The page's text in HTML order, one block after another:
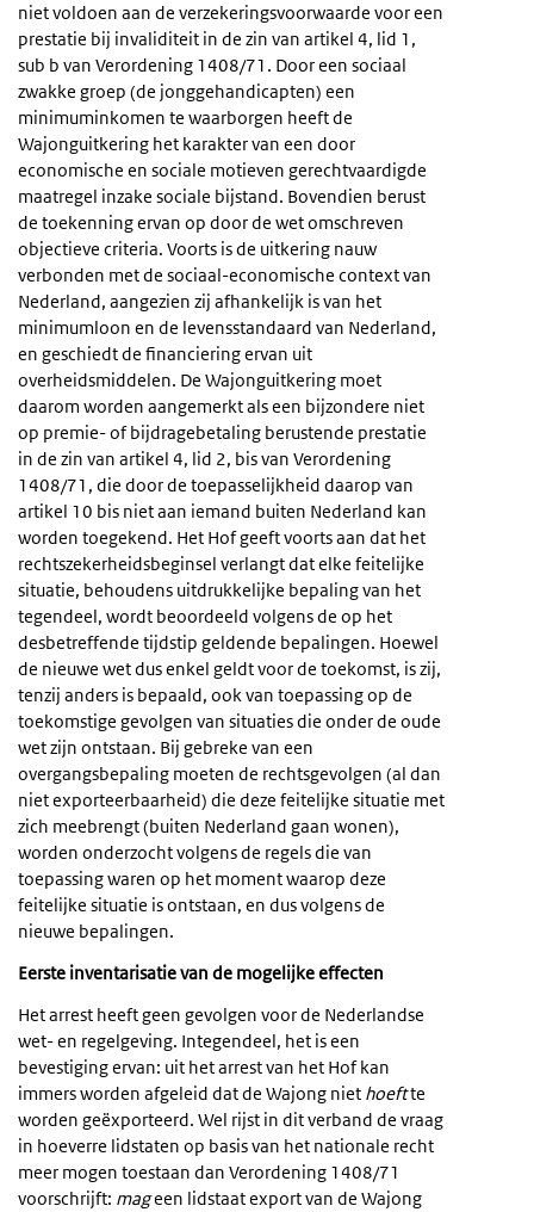
niet voldoen aan de verzekeringsvoorwaarde voor een
prestatie bij invaliditeit in de zin van artikel 4, lid 1,
sub b van Verordening 1408/71. Door een sociaal
zwakke groep (de jonggehandicapten) een
minimuminkomen te waarborgen heeft de
Wajonguitkering het karakter van een door
economische en sociale motieven gerechtvaardigde
maatregel inzake sociale bijstand. Bovendien berust
de toekenning ervan op door de wet omschreven
objectieve criteria. Voorts is de uitkering nauw
verbonden met de sociaal-economische context van
Nederland, aangezien zij afhankelijk is van het
minimumloon en de levensstandaard van Nederland,
en geschiedt de financiering ervan uit
overheidsmiddelen. De Wajonguitkering moet
daarom worden aangemerkt als een bijzondere niet
op premie- of bijdragebetaling berustende prestatie
in de zin van artikel 4, lid 2, bis van Verordening
1408/71, die door de toepasselijkheid daarop van
artikel 10 bis niet aan iemand buiten Nederland kan
worden toegekend. Het Hof geeft voorts aan dat het
rechtszekerheidsbeginsel verlangt dat elke feitelijke
situatie, behoudens uitdrukkelijke bepaling van het
tegendeel, wordt beoordeeld volgens de op het
desbetreffende tijdstip geldende bepalingen. Hoewel
de nieuwe wet dus enkel geldt voor de toekomst, is zij,
tenzij anders is bepaald, ook van toepassing op de
toekomstige gevolgen van situaties die onder de oude
wet zijn ontstaan. Bij gebreke van een
overgangsbepaling moeten de rechtsgevolgen (al dan
niet exporteerbaarheid) die deze feitelijke situatie met
zich meebrengt (buiten Nederland gaan wonen),
worden onderzocht volgens de regels die van
toepassing waren op het moment waarop deze
feitelijke situatie is ontstaan, en dus volgens de
nieuwe bepalingen.
Eerste inventarisatie van de mogelijke effecten
Het arrest heeft geen gevolgen voor de Nederlandse
wet- en regelgeving. Integendeel, het is een
bevestiging ervan: uit het arrest van het Hof kan
immers worden afgeleid dat de Wajong niet hoeftte
worden geëxporteerd. Wel rijst in dit verband de vraag
in hoeverre lidstaten op basis van het nationale recht
meer mogen toestaan dan Verordening 1408/71
voorschrijft: mageen lidstaat export van de Wajong